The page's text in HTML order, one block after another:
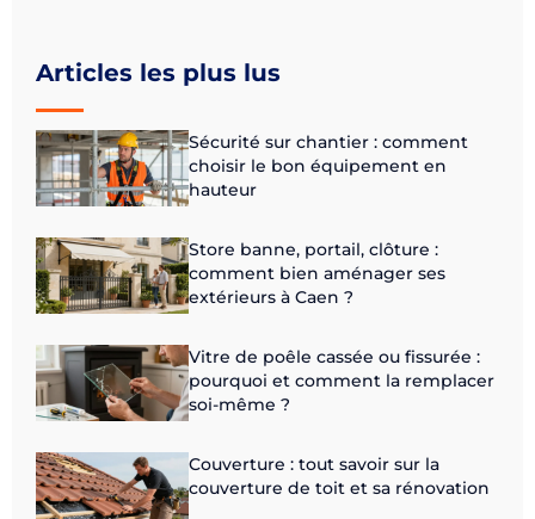
Articles les plus lus
Sécurité sur chantier : comment
choisir le bon équipement en
hauteur
Store banne, portail, clôture :
comment bien aménager ses
extérieurs à Caen ?
Vitre de poêle cassée ou fissurée :
pourquoi et comment la remplacer
soi-même ?
Couverture : tout savoir sur la
couverture de toit et sa rénovation